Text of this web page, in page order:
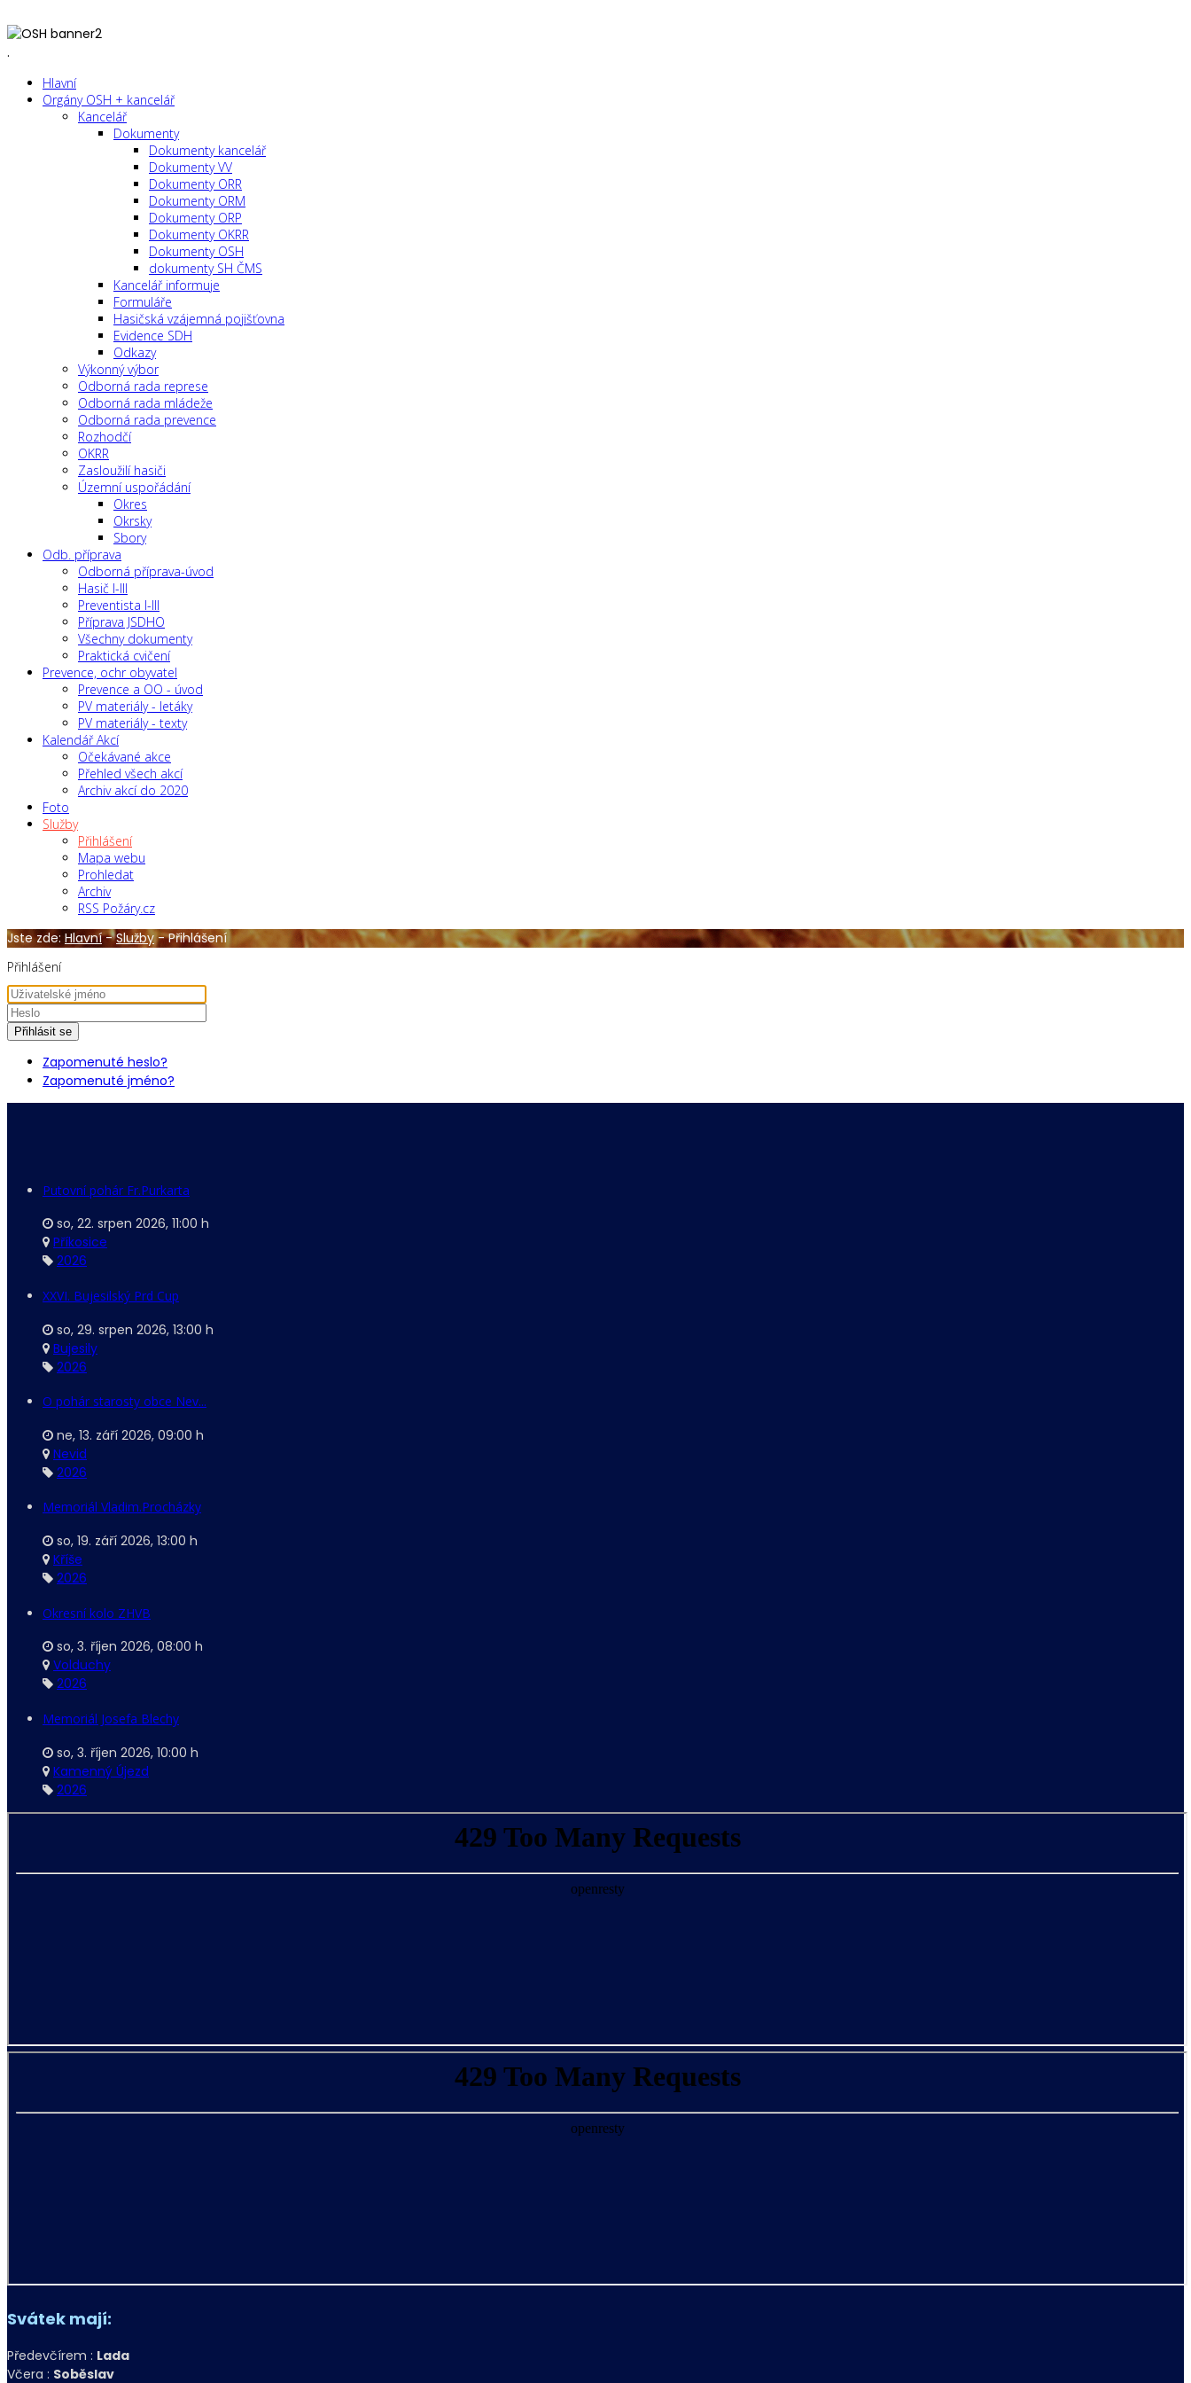
.
Hlavní
Orgány OSH + kancelář
Kancelář
Dokumenty
Dokumenty kancelář
Dokumenty VV
Dokumenty ORR
Dokumenty ORM
Dokumenty ORP
Dokumenty OKRR
Dokumenty OSH
dokumenty SH ČMS
Kancelář informuje
Formuláře
Hasičská vzájemná pojišťovna
Evidence SDH
Odkazy
Výkonný výbor
Odborná rada represe
Odborná rada mládeže
Odborná rada prevence
Rozhodčí
OKRR
Zasloužilí hasiči
Územní uspořádání
Okres
Okrsky
Sbory
Odb. příprava
Odborná příprava-úvod
Hasič I-III
Preventista I-III
Příprava JSDHO
Všechny dokumenty
Praktická cvičení
Prevence, ochr obyvatel
Prevence a OO - úvod
PV materiály - letáky
PV materiály - texty
Kalendář Akcí
Očekávané akce
Přehled všech akcí
Archiv akcí do 2020
Foto
Služby
Přihlášení
Mapa webu
Prohledat
Archiv
RSS Požáry.cz
Jste zde: Hlavní-Služby-Přihlášení
Přihlášení
Přihlásit se
Zapomenuté heslo?
Zapomenuté jméno?
Putovní pohár Fr.Purkarta
so, 22. srpen 2026, 11:00 h
Příkosice
2026
XXVI. Bujesilský Prd Cup
so, 29. srpen 2026, 13:00 h
Bujesily
2026
O pohár starosty obce Nev...
ne, 13. září 2026, 09:00 h
Nevid
2026
Memoriál Vladim.Procházky
so, 19. září 2026, 13:00 h
Kříše
2026
Okresní kolo ZHVB
so, 3. říjen 2026, 08:00 h
Volduchy
2026
Memoriál Josefa Blechy
so, 3. říjen 2026, 10:00 h
Kamenný Újezd
2026
Svátek mají:
Předevčírem : Lada
Včera : Soběslav